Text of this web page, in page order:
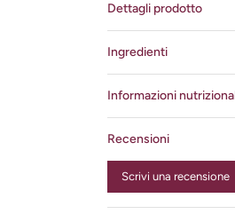
Dettagli prodotto
Ingredienti
Informazioni
Recensioni
Scrivi una recensione